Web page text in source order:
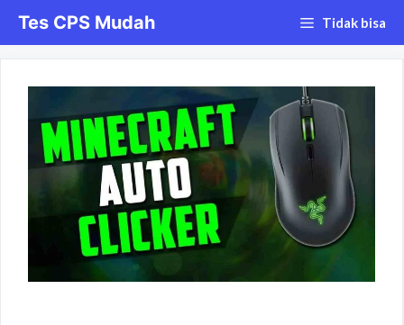
Langsung
ke
Tes CPS Mudah Tidak bisa